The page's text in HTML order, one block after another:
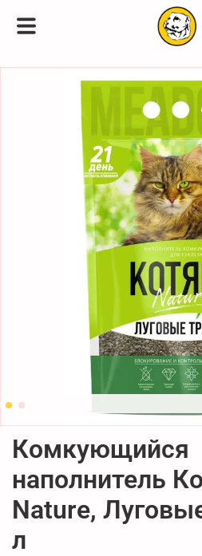
Комкующийся
наполнитель
Nature,
л